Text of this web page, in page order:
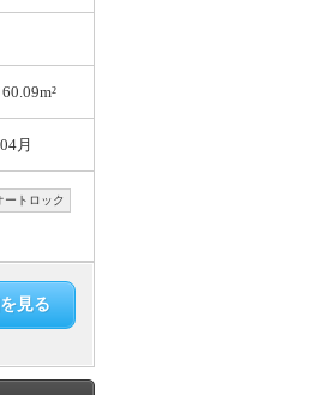
月
ートロック
見る